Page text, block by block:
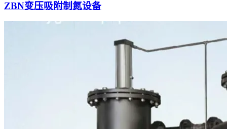
ZBN变压吸附制氮设备